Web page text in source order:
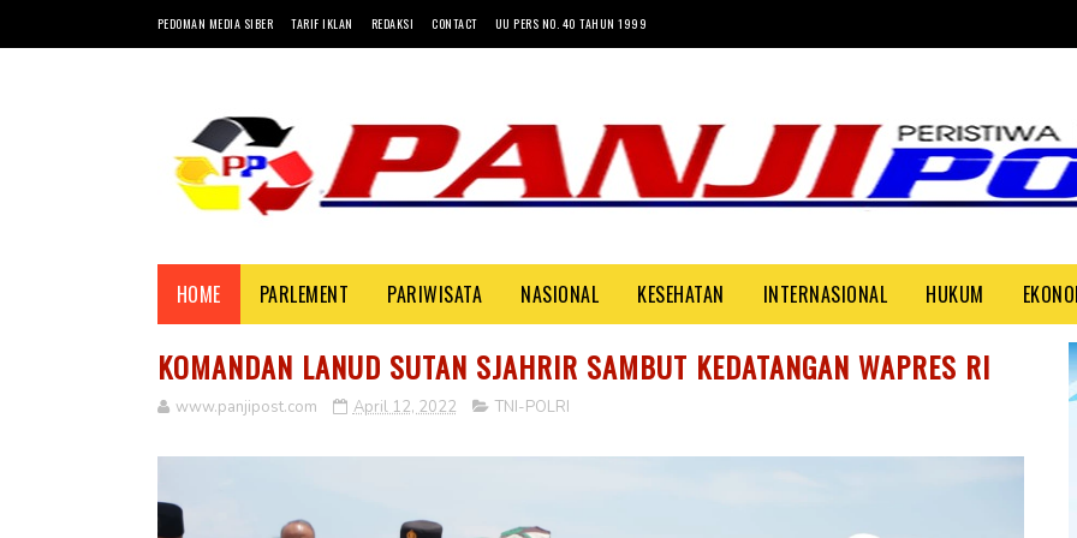
PEDOMAN MEDIA SIBER TARIF IKLAN REDAKSI CONTACT UU PERS NO. 40 TAHUN 1999
HOME PARLEMENT PARIWISATA NASIONAL KESEHATAN INTERNASIONAL HUKUM
KOMANDAN LANUD SUTAN SJAHRIR SAMBUT KEDATANGAN WAPRES RI
www.panjipost.com April 12, 2022 TNI-POLRI